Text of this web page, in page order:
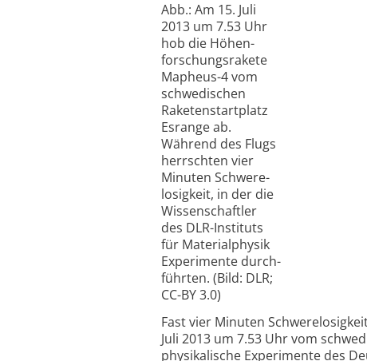
Abb.: Am 15. Juli
2013 um 7.53 Uhr
hob die Höhen­­
forschungs­­rakete
Mapheus-4 vom
schwedi­schen
Raketen­start­platz
Esrange ab.
Während des Flugs
herrschten vier
Minuten Schwere­
losig­keit, in der die
Wissen­schaftler
des DLR-Instituts
für Material­physik
Experi­mente durch­
führten. (Bild: DLR;
CC-BY 3.0)
Fast vier Minuten
Juli 2013 um 7.53 Uhr vom
physi­kalische Experimente des